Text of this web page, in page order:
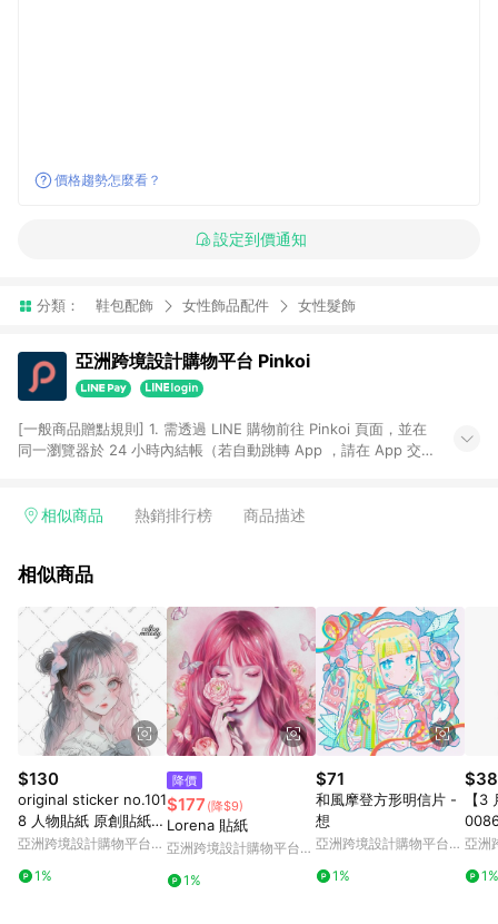
價格趨勢怎麼看？
設定到價通知
分類： 鞋包配飾 女性飾品配件 女性髮飾
亞洲跨境設計購物平台 Pinkoi
[一般商品贈點規則] 1. 需透過 LINE 購物前往 Pinkoi 頁面，並在
同一瀏覽器於 24 小時內結帳（若自動跳轉 App ，請在 App 交
回饋訂單不得享有 Pinkoi 站方優惠，例如首購優惠，P coins，
行為，不具贈點資格，部分退款不在此限。 6. APP 請更新至
貨後 45 天後發送。 8. 群眾募資商品，禮物卡，開館保證金，補
運費，攤位費等不具贈點資格。 9. LINE 購物站上之商品規格、
顏色、價位、贈品如與 Pinkoi 商品資訊頁及購物車不符，以
Pinkoi 購物商品資訊頁及購物車標示為準。 10. 點數紅包使用規
則請以點數紅包活動說明為準。 11. 若於 LINE 購物前往 Pinkoi
頁面後才首次下載 Pinkoi APP 並完成訂單，不符合導購資格；承
上，首次下載 Pinkoi APP 後，需透過 LINE 購物前往 Pinkoi 頁
面，方享導購資格。
相似商品 熱銷排行榜 商品描述
相似商品
$130
original sticker no.101
8 人物貼紙 原創貼紙
人物貼紙 女孩貼紙 原
亞洲跨境設計購物平台
1%
降價
$177 (降$9)
Lorena 貼紙
亞洲跨境設計購物平台
1%
$71
和風摩登方形明信片 -
想
亞洲跨境設計購物平台
1%
$38
【3
裝飾
亞洲
1%